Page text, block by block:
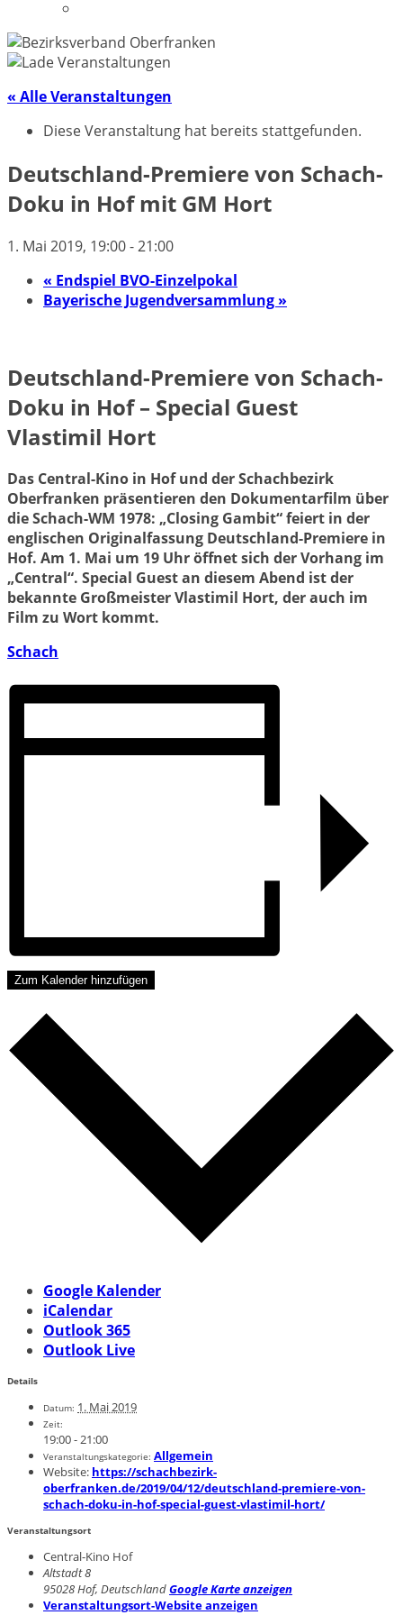
« Alle Veranstaltungen
Diese Veranstaltung hat bereits stattgefunden.
Deutschland-Premiere von Schach-
Doku in Hof mit GM Hort
1. Mai 2019, 19:00-21:00
« Endspiel BVO-Einzelpokal
Bayerische Jugendversammlung »
Deutschland-Premiere von Schach-
Doku in Hof – Special Guest
Vlastimil Hort
Das Central-Kino in Hof und der Schachbezirk
Oberfranken präsentieren den Dokumentarfilm über
die Schach-WM 1978: „Closing Gambit“ feiert in der
englischen Originalfassung Deutschland-Premiere in
Hof. Am 1. Mai um 19 Uhr öffnet sich der Vorhang im
„Central“. Special Guest an diesem Abend ist der
bekannte Großmeister Vlastimil Hort, der auch im
Film zu Wort kommt.
Schach
Zum Kalender hinzufügen
Google Kalender
iCalendar
Outlook 365
Outlook Live
Details
Datum: 1. Mai 2019
Zeit:
19:00 - 21:00
Veranstaltungskategorie: Allgemein
Website: https://schachbezirk-
oberfranken.de/2019/04/12/deutschland-premiere-von-
schach-doku-in-hof-special-guest-vlastimil-hort/
Veranstaltungsort
Central-Kino Hof
Altstadt 8
95028 Hof, DeutschlandGoogle Karte anzeigen
Veranstaltungsort-Website anzeigen